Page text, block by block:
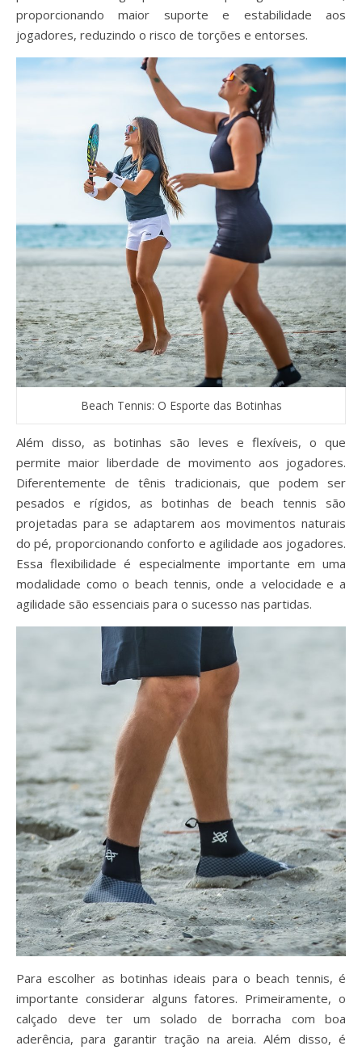
proporcionando maior suporte e estabilidade aos
jogadores, reduzindo o risco de torções e entorses.
Beach Tennis: O Esporte das Botinhas
Além disso, as botinhas são leves e flexíveis, o que
permite maior liberdade de movimento aos jogadores.
Diferentemente de tênis tradicionais, que podem ser
pesados e rígidos, as botinhas de beach tennis são
projetadas para se adaptarem aos movimentos naturais
do pé, proporcionando conforto e agilidade aos jogadores.
Essa flexibilidade é especialmente importante em uma
modalidade como o beach tennis, onde a velocidade e a
agilidade são essenciais para o sucesso nas partidas.
Para escolher as botinhas ideais para o beach tennis, é
importante considerar alguns fatores. Primeiramente, o
calçado deve ter um solado de borracha com boa
aderência, para garantir tração na areia. Além disso, é